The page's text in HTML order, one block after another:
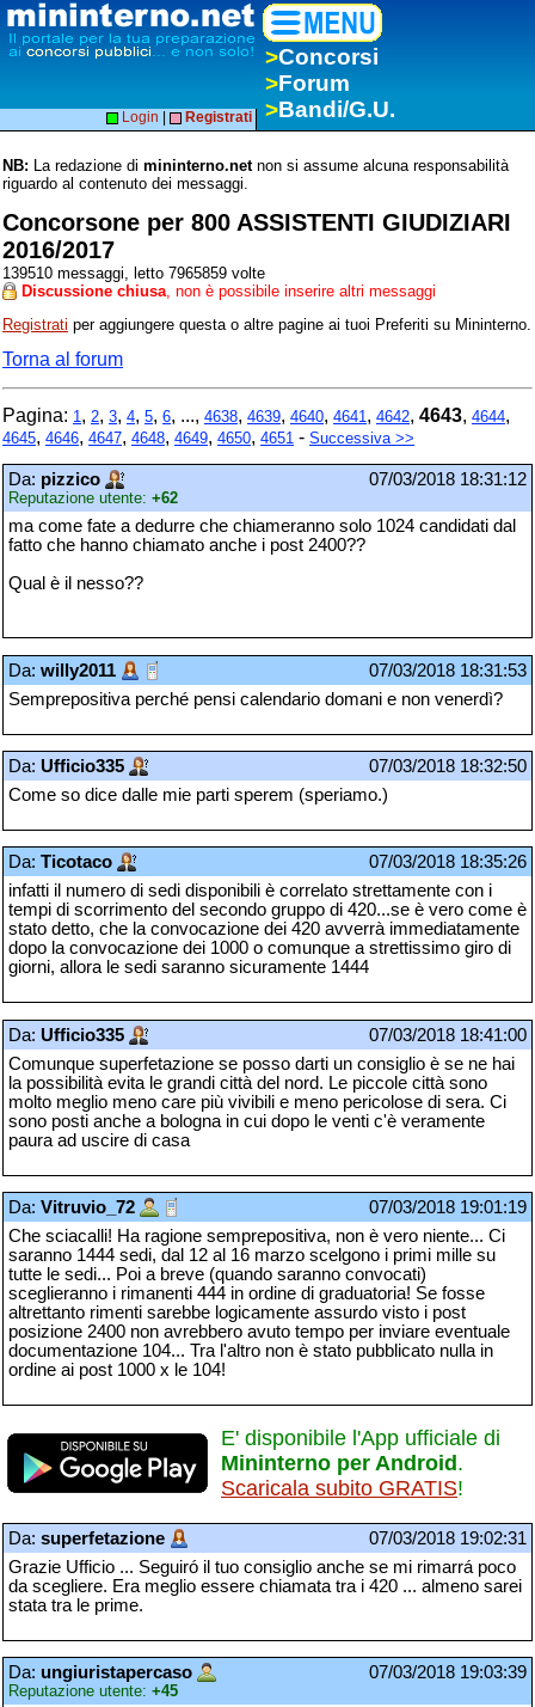
>Concorsi
>Forum
>Bandi/G.U.
Login Registrati
NB: La redazione di mininterno.netnon si assume alcuna responsabilità
riguardo al contenuto dei messaggi.
Concorsone per 800 ASSISTENTI GIUDIZIARI
2016/2017
139510 messaggi, letto 7965859 volte
Discussione chiusa , non è possibile inserire altri messaggi
Registrati per aggiungere questa o altre pagine ai tuoi Preferiti su Mininterno.
Torna al forum
Pagina: 1 , 2, 3, 4, 5, 6, ..., 4638, 4639, 4640, 4641 , 4642, 4643, 4644,
4645, 4646, 4647, 4648, 4649, 4650, 4651 - Successiva >>
Da: pizzico
Reputazione utente: +62
07/03/2018 18:31:12
ma come fate a dedurre che chiameranno solo 1024 candidati dal
fatto che hanno chiamato anche i post 2400??
Qual è il nesso??
Da: willy2011
07/03/2018 18:31:53
Semprepositiva perché pensi calendario domani e non venerdì?
Da: Ufficio335
07/03/2018 18:32:50
Come so dice dalle mie parti sperem (speriamo.)
Da: Ticotaco
07/03/2018 18:35:26
infatti il numero di sedi disponibili è correlato strettamente con i
tempi di scorrimento del secondo gruppo di 420...se è vero come è
stato detto, che la convocazione dei 420 avverrà immediatamente
dopo la convocazione dei 1000 o comunque a strettissimo giro di
giorni, allora le sedi saranno sicuramente 1444
Da: Ufficio335
07/03/2018 18:41:00
Comunque superfetazione se posso darti un consiglio è se ne hai
la possibilità evita le grandi città del nord. Le piccole città sono
molto meglio meno care più vivibili e meno pericolose di sera. Ci
sono posti anche a bologna in cui dopo le venti c'è veramente
paura ad uscire di casa
Da: Vitruvio_72
07/03/2018 19:01:19
Che sciacalli! Ha ragione semprepositiva, non è vero niente... Ci
saranno 1444 sedi, dal 12 al 16 marzo scelgono i primi mille su
tutte le sedi... Poi a breve (quando saranno convocati)
sceglieranno i rimanenti 444 in ordine di graduatoria! Se fosse
altrettanto rimenti sarebbe logicamente assurdo visto i post
posizione 2400 non avrebbero avuto tempo per inviare eventuale
documentazione 104... Tra l'altro non è stato pubblicato nulla in
ordine ai post 1000 x le 104!
E' disponibile l'App ufficiale di
Mininterno per Android .
Scaricala subito GRATIS!
Da: superfetazione
07/03/2018 19:02:31
Grazie Ufficio ... Seguiró il tuo consiglio anche se mi rimarrá poco
da scegliere. Era meglio essere chiamata tra i 420 ... almeno sarei
stata tra le prime.
Da: ungiuristapercaso
Reputazione utente: +45
07/03/2018 19:03:39